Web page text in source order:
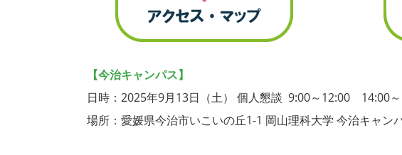
【今治キャンパス】
日時：2025年9月13日（土） 個人懇談 9:00～12:00 14:00
場所：愛媛県今治市いこいの丘1-1 岡山理科大学 今治キャン